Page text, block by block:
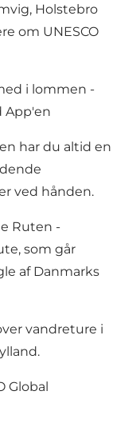
Holstebro
om UNESCO
i lommen -
App'en
har du altid en
ved hånden.
Ruten -
som går
af Danmarks
vandreture i
.
Global